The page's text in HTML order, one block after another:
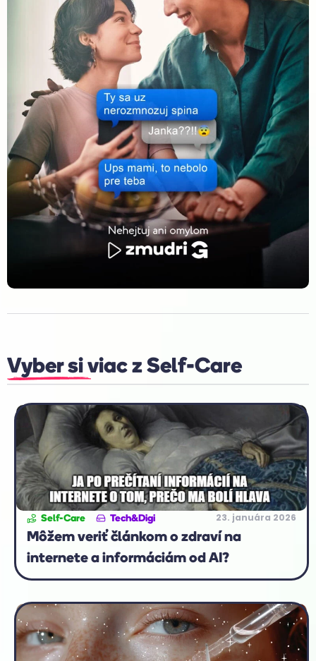
Vyber si viac zSelf-Care
Self-Care Tech&Digi 23. januára 2026
Môžem veriť článkom o zdraví na
internete a informáciám od AI?